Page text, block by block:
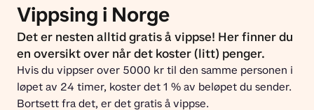
Vippsing i Norge
Det er nesten alltid gratis å vippse! Her finner du
en oversikt over når det koster (litt) penger.
Hvis du vippser over 5000 kr til den samme personen i
løpet av 24 timer, koster det 1 % av beløpet du sender.
Bortsett fra det, er det gratis å vippse.